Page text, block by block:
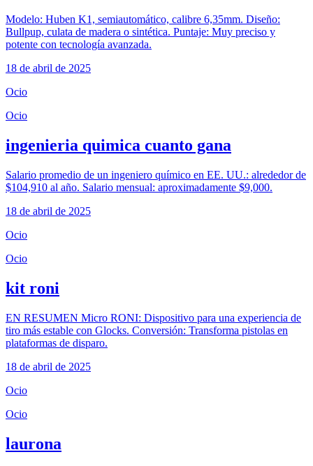
Modelo: Huben K1, semiautomático, calibre 6,35mm. Diseño:
Bullpup, culata de madera o sintética. Puntaje: Muy preciso y
potente con tecnología avanzada.
18 de abril de 2025
Ocio
Ocio
ingenieria quimica cuanto gana
Salario promedio de un ingeniero químico en EE. UU.: alrededor de
$104,910 al año. Salario mensual: aproximadamente $9,000.
18 de abril de 2025
Ocio
Ocio
kit roni
EN RESUMEN Micro RONI: Dispositivo para una experiencia de
tiro más estable con Glocks. Conversión: Transforma pistolas en
plataformas de disparo.
18 de abril de 2025
Ocio
Ocio
laurona